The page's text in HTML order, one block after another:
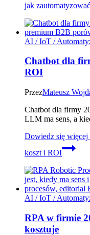
jak zautomatyzować
AI / IoT /
Chatbot dla
ROI
PrzezMateusz
Chatbot dla firmy
LLM ma sens, a
Dowiedz się więcej
koszt i ROI
AI / IoT /
RPA w firmie
kosztuje